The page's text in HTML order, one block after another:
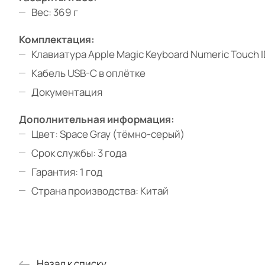
Вес: 369 г
Комплектация:
Клавиатура Apple Magic Keyboard Numeric Touch
Кабель USB-C в оплётке
Документация
Дополнительная информация:
Цвет: Space Gray (тёмно-серый)
Срок службы: 3 года
Гарантия: 1 год
Страна производства: Китай